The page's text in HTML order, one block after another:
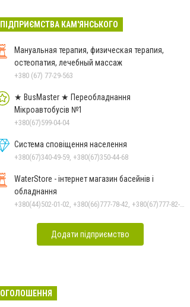
ПІДПРИЄМСТВА КАМ'ЯНСЬКОГО
Мануальная терапия, физическая терапия,
остеопатия, лечебный массаж
+380 (67) 77-29-563
★ BusMaster ★ Переобладнання
Мікроавтобусів №1
+380(67)599-04-04
Система сповіщення населення
+380(67)340-49-59, +380(67)350-44-68
WaterStore - інтернет магазин басейнів і
обладнання
Додати підприємство
ОГОЛОШЕННЯ